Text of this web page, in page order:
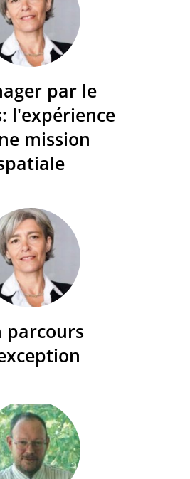
par le
l'expérience
mission
parcours